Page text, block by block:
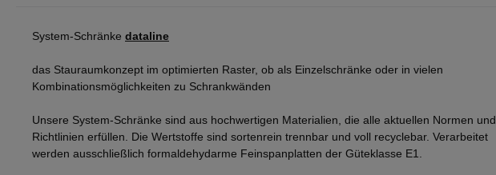
System-Schränke dataline
das Stauraumkonzept im optimierten Raster, ob als Einzelschränke oder in vielen
Kombinationsmöglichkeiten zu Schrankwänden
Unsere System-Schränke sind aus hochwertigen Materialien, die alle aktuellen Normen und
Richtlinien erfüllen. Die Wertstoffe sind sortenrein trennbar und voll recyclebar. Verarbeitet
werden ausschließlich formaldehydarme Feinspanplatten der Güteklasse E1.